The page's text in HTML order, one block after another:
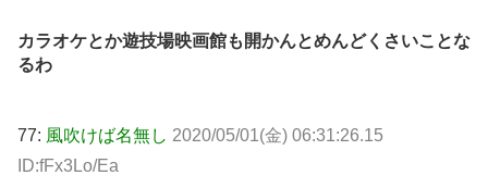
カラオケとか遊技場映画館も開かんとめんどくさいことな
るわ
77: 風吹けば名無し 2020/05/01(金) 06:31:26.15
ID:fFx3Lo/Ea